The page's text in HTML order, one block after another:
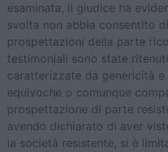
esaminata, il giudice ha
svolta non abbia consentito
prospettazioni della parte
testimoniali sono state
caratterizzate da genericità
equivoche o comunque
prospettazione di parte
avendo dichiarato di aver
la società resistente, si è